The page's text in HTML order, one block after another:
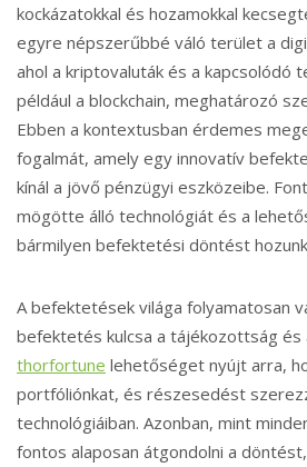
kockázatokkal és hozamokkal
egyre népszerűbbé váló terület a
ahol a kriptovaluták és a kapcsolódó
például a blockchain, meghatározó
Ebben a kontextusban érdemes
fogalmát, amely egy innovatív
kínál a jövő pénzügyi eszközeibe.
mögötte álló technológiát és a
bármilyen befektetési döntést
A befektetések világa folyamatosan
befektetés kulcsa a tájékozottság és
thorfortune lehetőséget nyújt arra,
portfóliónkat, és részesedést
technológiáiban. Azonban, mint
fontos alaposan átgondolni a